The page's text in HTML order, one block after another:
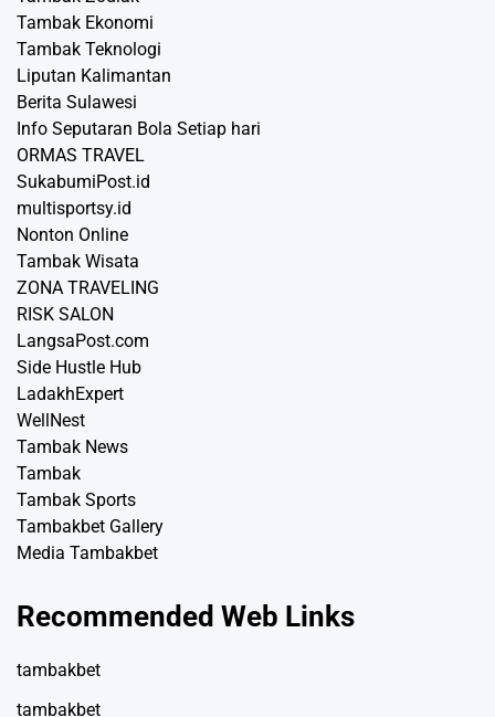
Tambak Ekonomi
Tambak Teknologi
Liputan Kalimantan
Berita Sulawesi
Info Seputaran Bola Setiap hari
ORMAS TRAVEL
SukabumiPost.id
multisportsy.id
Nonton Online
Tambak Wisata
ZONA TRAVELING
RISK SALON
LangsaPost.com
Side Hustle Hub
LadakhExpert
WellNest
Tambak News
Tambak
Tambak Sports
Tambakbet Gallery
Media Tambakbet
Recommended Web Links
tambakbet
tambakbet